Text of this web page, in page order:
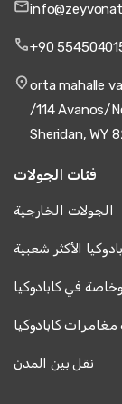
+90
orta mahalle
/114 Avanos/
Sheridan, WY
فئات الجولات
الجولات الخارجية
الأكثر شعبية
في كابادوكيا
كابادوكيا
نقل بين المدن